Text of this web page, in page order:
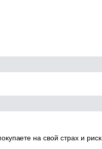
на свой страх и риск.